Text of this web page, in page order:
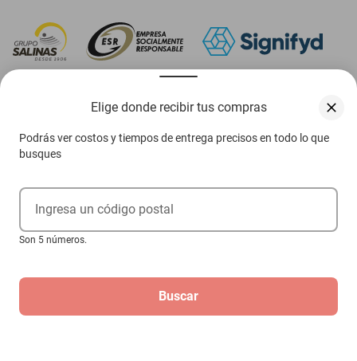
Elige donde recibir tus compras
Podrás ver costos y tiempos de entrega precisos en todo lo que
busques
Ingresa un código postal
Son 5 números.
Buscar
Ejerce tus derechos ARCO
Términos y condiciones
pueden diferir de las promociones publicadas en tienda.
navegadores